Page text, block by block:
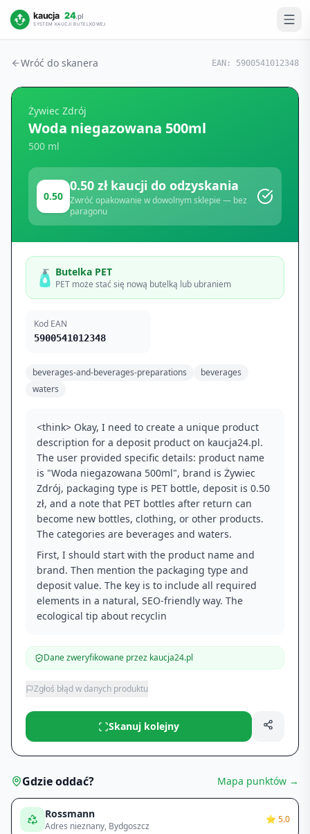
Wróć do skanera EAN: 5900541012348
Żywiec Zdrój
Woda niegazowana 500ml
500 ml
0.50
0.50 zł kaucji do odzyskania
Zwróć opakowanie w dowolnym sklepie — bez
paragonu
🧴 Butelka PET
PET może stać się nową butelką lub ubraniem
Kod EAN
5900541012348
beverages-and-beverages-preparations
beverages
waters
<think> Okay, I need to create a unique product
description for a deposit product on kaucja24.pl.
The user provided specific details: product name
is "Woda niegazowana 500ml", brand is Żywiec
Zdrój, packaging type is PET bottle, deposit is 0.50
zł, and a note that PET bottles after return can
become new bottles, clothing, or other products.
The categories are beverages and waters.
First, I should start with the product name and
brand. Then mention the packaging type and
deposit value. The key is to include all required
elements in a natural, SEO-friendly way. The
ecological tip about recyclin
Dane zweryfikowane przez kaucja24.pl
Zgłoś błąd w danych produktu
Skanuj kolejny
Gdzie oddać? Mapa punktów →
Rossmann
Adres nieznany, Bydgoszcz
⭐ 5.0